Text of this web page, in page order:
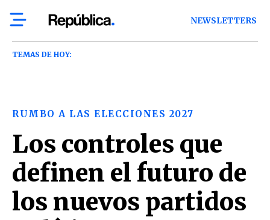
NEWSLETTERS
TEMAS DE HOY:
RUMBO A LAS ELECCIONES 2027
Los controles que
definen el futuro de
los nuevos partidos